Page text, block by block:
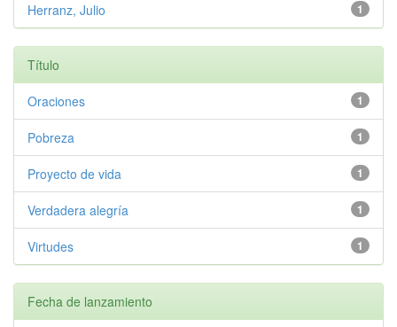
1
Herranz, Julio
Título
1
Oraciones
1
Pobreza
1
Proyecto de vida
1
Verdadera alegría
1
Virtudes
Fecha de lanzamiento